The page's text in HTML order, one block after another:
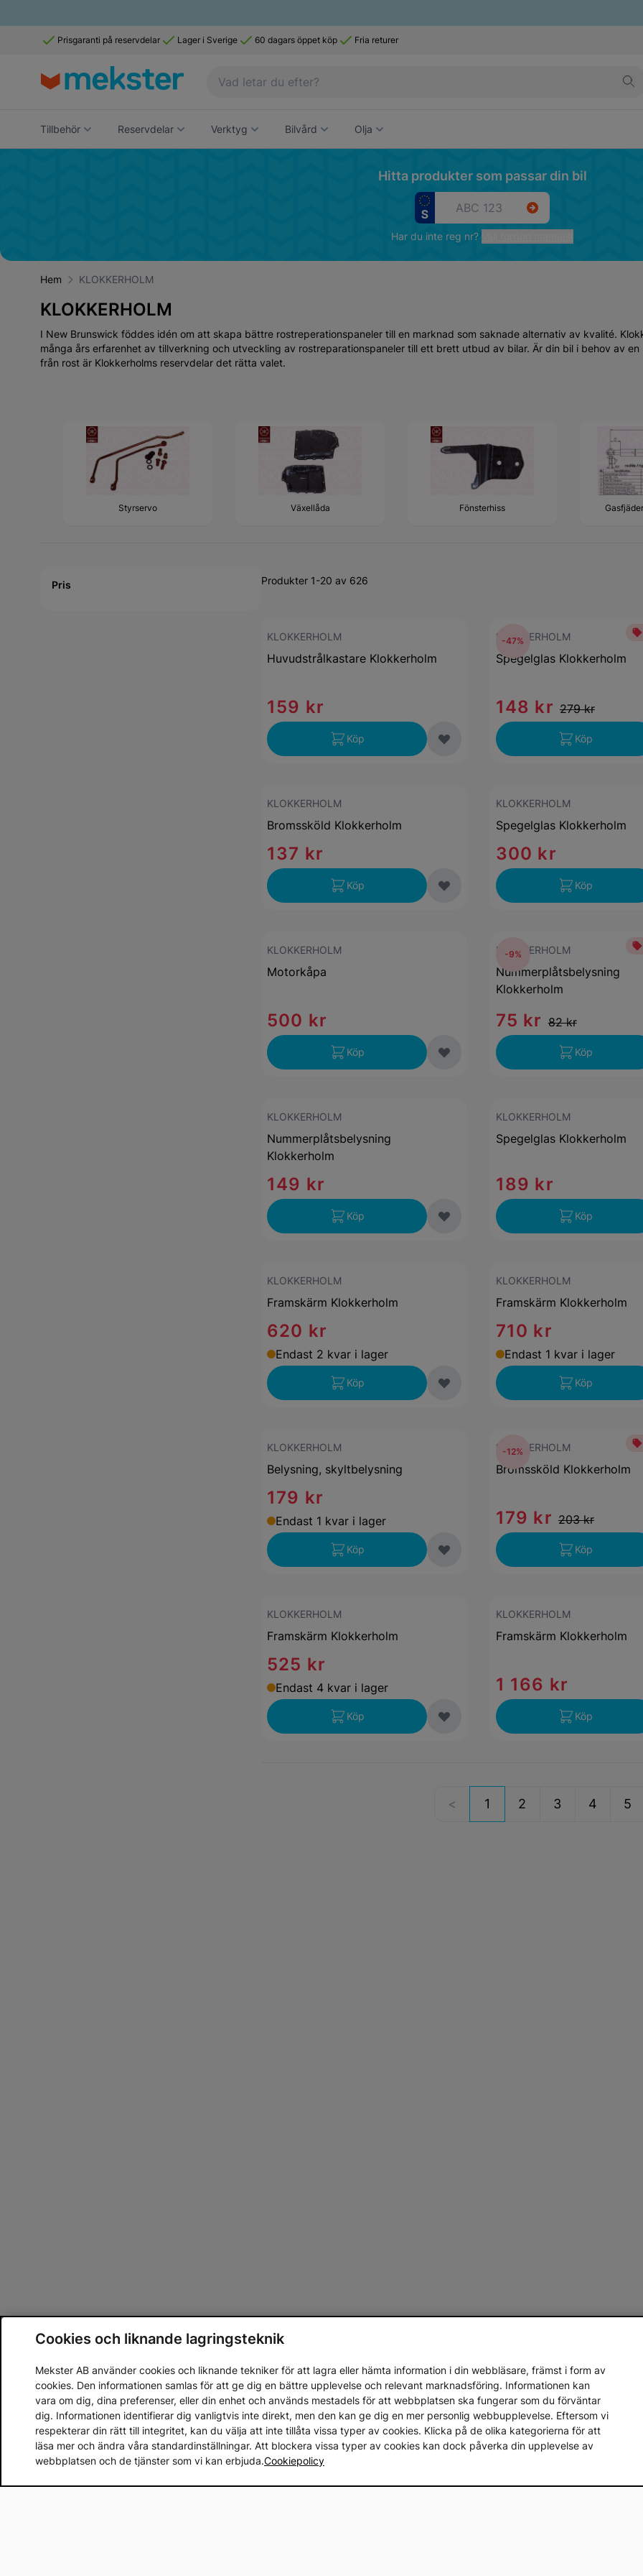
Prisgaranti på reservdelar Lager i Sverige 60 dagars öppet köp Fria returer
Tillbehör Reservdelar Verktyg Bilvård Olja
Hitta produkter som passar din bil
Har du inte reg nr?
Hem KLOKKERHOLM
KLOKKERHOLM
I New Brunswick föddes idén om att skapa bättre rostreperationspaneler till en marknad som saknade alternativ av kvalité.
många års erfarenhet av tillverkning och utveckling av rostreparationspaneler till ett brett utbud av bilar. Är din bil i behov av
från rost är Klokkerholms reservdelar det rätta valet.
Styrservo Växellåda Fönsterhiss
Pris Produkter 1-20 av 626
KLOKKERHOLM
Huvudstrålkastare Klokkerholm
159 kr
Köp
KLOKKERHOLM
Spegelglas Klokkerholm
148 kr 279 kr
-47%
Köp
KLOKKERHOLM
Bromssköld Klokkerholm
137 kr
Köp
KLOKKERHOLM
Spegelglas Klokkerholm
300 kr
Köp
KLOKKERHOLM
Motorkåpa
500 kr
Köp
KLOKKERHOLM
Nummerplåtsbelysning
Klokkerholm
75 kr 82 kr
-9%
Köp
KLOKKERHOLM
Nummerplåtsbelysning
Klokkerholm
149 kr
Köp
KLOKKERHOLM
Spegelglas Klokkerholm
189 kr
Köp
KLOKKERHOLM
Framskärm Klokkerholm
620 kr
Endast 2 kvar i lager
Köp
KLOKKERHOLM
Framskärm Klokkerholm
710 kr
Endast 1 kvar i lager
Köp
KLOKKERHOLM
Belysning, skyltbelysning
179 kr
Endast 1 kvar i lager
Köp
KLOKKERHOLM
Bromssköld Klokkerholm
179 kr 203 kr
-12%
Köp
KLOKKERHOLM
Framskärm Klokkerholm
525 kr
Endast 4 kvar i lager
Köp
KLOKKERHOLM
Framskärm Klokkerholm
1 166 kr
Köp
1 2 3 4 5
Cookies och liknande lagringsteknik
Mekster AB använder cookies och liknande tekniker för att lagra eller hämta information i din webbläsare, främst i form av
cookies. Den informationen samlas för att ge dig en bättre upplevelse och relevant marknadsföring. Informationen kan
vara om dig, dina preferenser, eller din enhet och används mestadels för att webbplatsen ska fungerar som du förväntar
dig. Informationen identifierar dig vanligtvis inte direkt, men den kan ge dig en mer personlig webbupplevelse. Eftersom vi
respekterar din rätt till integritet, kan du välja att inte tillåta vissa typer av cookies. Klicka på de olika kategorierna för att
läsa mer och ändra våra standardinställningar. Att blockera vissa typer av cookies kan dock påverka din upplevelse av
webbplatsen och de tjänster som vi kan erbjuda.Cookiepolicy